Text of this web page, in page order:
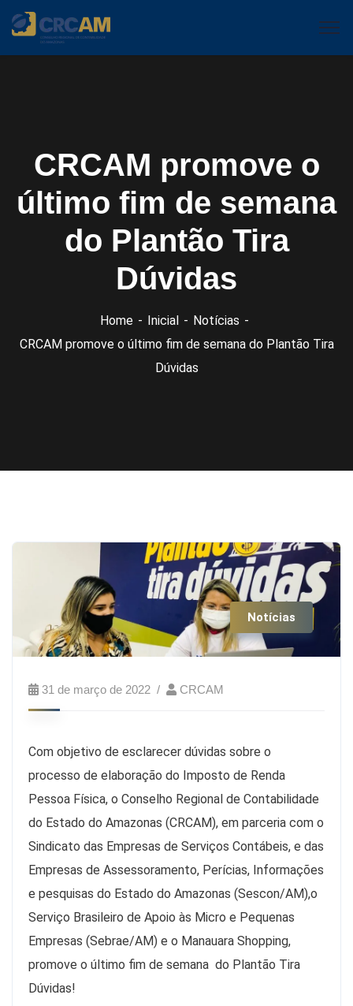
CRCAM promove o
último fim de semana
do Plantão Tira
Dúvidas
Home Inicial
Notícias
CRCAM promove o último fim de semana do Plantão Tira
Dúvidas
Notícias
31 de março de 2022 CRCAM
Com objetivo de esclarecer dúvidas sobre o
processo de elaboração do Imposto de Renda
Pessoa Física, o Conselho Regional de Contabilidade
do Estado do Amazonas (CRCAM), em parceria com o
Sindicato das Empresas de Serviços Contábeis, e das
Empresas de Assessoramento, Perícias, Informações
e pesquisas do Estado do Amazonas (Sescon/AM),o
Serviço Brasileiro de Apoio às Micro e Pequenas
Empresas (Sebrae/AM) e o Manauara Shopping,
promove o último fim de semana do Plantão Tira
Dúvidas!